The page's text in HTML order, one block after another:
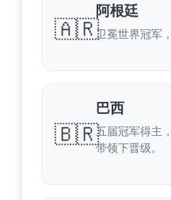
🇦🇷
阿根廷
卫冕世界冠军
🇧🇷
巴西
五届冠军得主
带领下晋级。